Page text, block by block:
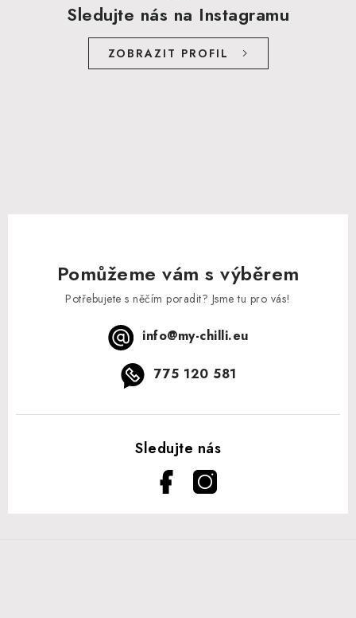
Sledujte nás na Instagramu
ZOBRAZIT PROFIL
Pomůžeme vám s výběrem
Potřebujete s něčím poradit? Jsme tu pro vás!
info@my-chilli.eu
775 120 581